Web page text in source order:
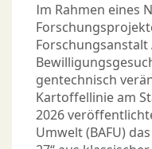
Im Rahmen eines
Forschungsanstalt
gentechnisch
Kartoffellinie am
2026
Umwelt (BAFU)